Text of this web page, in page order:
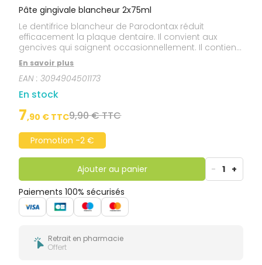
Pâte gingivale blancheur 2x75ml
Le dentifrice blancheur de Parodontax réduit
efficacement la plaque dentaire. Il convient aux
gencives qui saignent occasionnellement. Il contient
du fluor.
En savoir plus
EAN :3094904501173
En stock
7,90 € TTC9,90 € TTC
Promotion -2 €
Ajouter au panier - 1 +
Paiements 100% sécurisés
Retrait en pharmacie
Offert